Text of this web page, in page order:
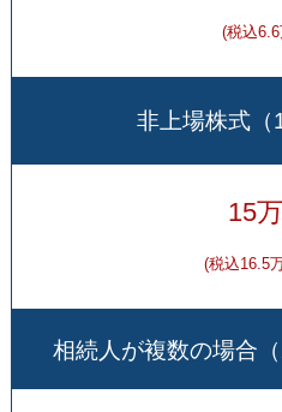
(税込
非上場株式（
15
(税込16.5
相続人が複数の場合